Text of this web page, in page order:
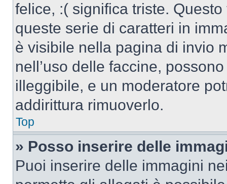
felice, :( significa triste.
queste serie di caratteri in
è visibile nella pagina di invio
nell’uso delle faccine,
illeggibile, e un moderatore
addirittura rimuoverlo.
Top
» Posso inserire delle
Puoi inserire delle immagini